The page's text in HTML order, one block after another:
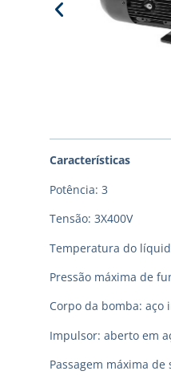
Características
Potência: 3
Tensão: 3X400V
Temperatura do
Pressão máxima de
Corpo da bomba: aço
Impulsor: aberto em
Passagem máxima